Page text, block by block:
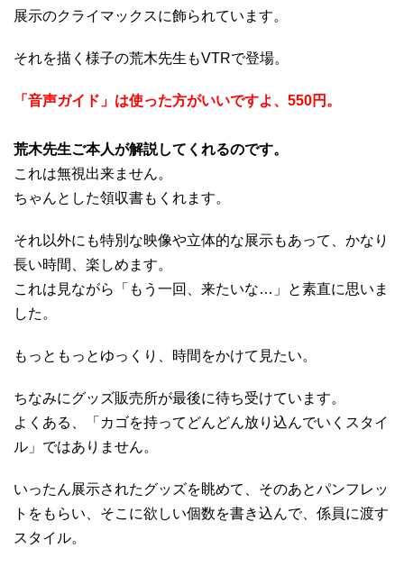
展示のクライマックスに飾られています。
それを描く様子の荒木先生もVTRで登場。
「音声ガイド」は使った方がいいですよ、550円。
荒木先生ご本人が解説してくれるのです。
これは無視出来ません。
ちゃんとした領収書もくれます。
それ以外にも特別な映像や立体的な展示もあって、かなり
長い時間、楽しめます。
これは見ながら「もう一回、来たいな…」と素直に思いま
した。
もっともっとゆっくり、時間をかけて見たい。
ちなみにグッズ販売所が最後に待ち受けています。
よくある、「カゴを持ってどんどん放り込んでいくスタイ
ル」ではありません。
いったん展示されたグッズを眺めて、そのあとパンフレッ
トをもらい、そこに欲しい個数を書き込んで、係員に渡す
スタイル。